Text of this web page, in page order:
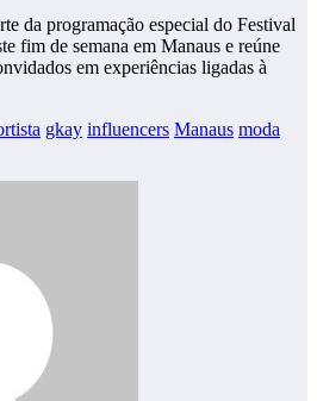
da programação especial do Festival
fim de semana em Manaus e reúne
em experiências ligadas à
gkay influencers Manaus moda